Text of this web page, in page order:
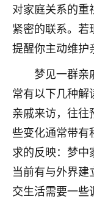
对家庭关系的重
紧密的联系。
提醒你主动维护
梦见一群亲
常有以下几种解
亲戚来访，往往
些变化通常带有
求的反映：梦
当前有与外界
交生活需要一些
鹿森：你
啊！
太阳当空
是我从找
址、风水
大环境不
刚找老师
2小时前 来自
梦醒时分
我女儿高二
的，把我们